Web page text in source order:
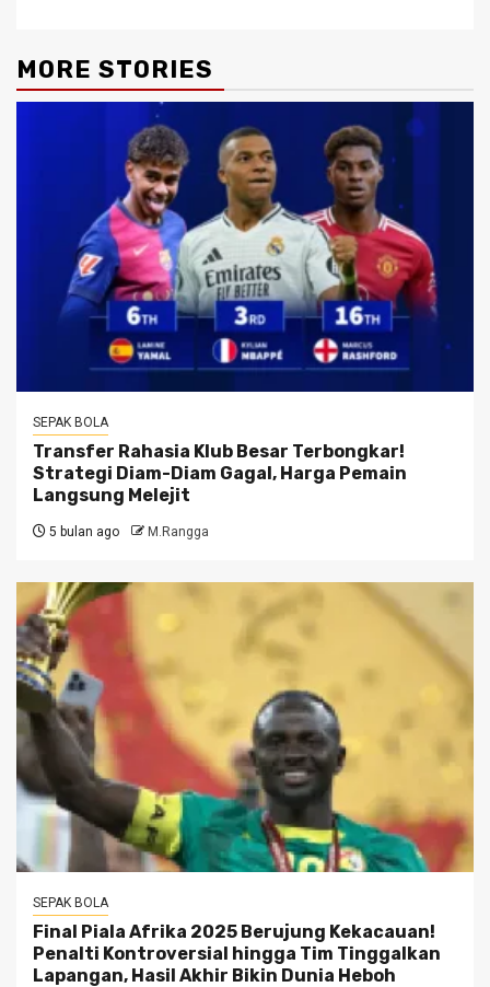
MORE STORIES
SEPAK BOLA
Transfer Rahasia Klub Besar Terbongkar!
Strategi Diam-Diam Gagal, Harga Pemain
Langsung Melejit
5 bulan ago M.Rangga
SEPAK BOLA
Final Piala Afrika 2025 Berujung Kekacauan!
Penalti Kontroversial hingga Tim Tinggalkan
Lapangan, Hasil Akhir Bikin Dunia Heboh